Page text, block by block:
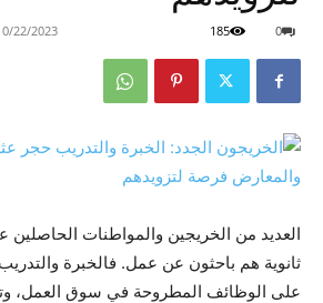
22/2023 0
185
العديد من الخريجين والمواطنات
ثانوية هم باحثون عن عمل. فالخبرة
على الوظائف المطروحة في سوق العمل،